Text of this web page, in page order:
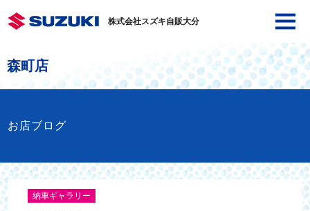
株式会社スズキ自販大分
森町店
お店ブログ
納車ギャラリー